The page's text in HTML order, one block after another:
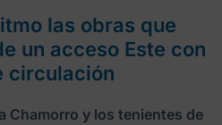
las obras que
un acceso Este con
circulación
Chamorro y los tenientes de